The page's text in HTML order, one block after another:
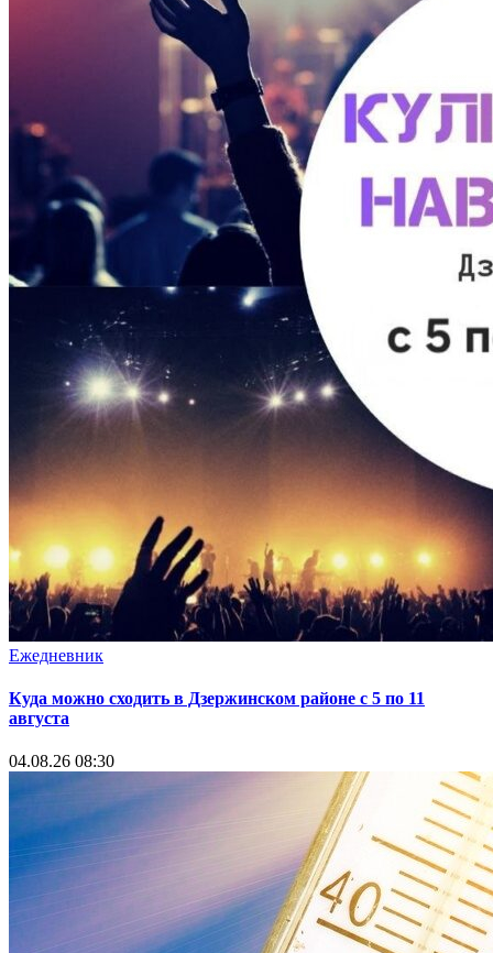
Ежедневник
Куда можно сходить в Дзержинском районе с 5 по 11
августа
04.08.26 08:30